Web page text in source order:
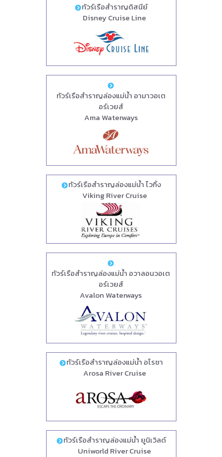
ทัวร์เรือสำราญดิสนีย์
Disney Cruise Line
ทัวร์เรือสำราญล่องแม่น้ำ อามาวอเต
อร์เวยส์
Ama Waterways
ทัวร์เรือสำราญล่องแม่น้ำ ไวกิ้ง
Viking River Cruise
ทัวร์เรือสำราญล่องแม่น้ำ อวาลอนวอเต
อร์เวยส์
Avalon Waterways
ทัวร์เรือสำราญล่องแม่น้ำ อโรซา
Arosa River Cruise
ทัวร์เรือสำราญล่องแม่น้ำ ยูนิเวิลด์
Uniworld River Cruise